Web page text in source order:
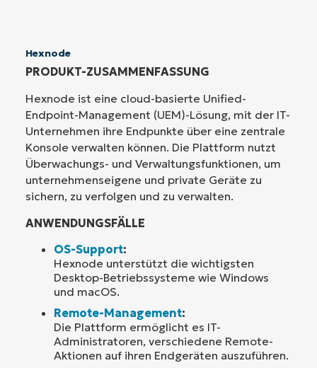
Hexnode
PRODUKT-ZUSAMMENFASSUNG
Hexnode ist eine cloud-basierte Unified-
Endpoint-Management (UEM)-Lösung, mit der IT-
Unternehmen ihre Endpunkte über eine zentrale
Konsole verwalten können. Die Plattform nutzt
Überwachungs- und Verwaltungsfunktionen, um
unternehmenseigene und private Geräte zu
sichern, zu verfolgen und zu verwalten.
ANWENDUNGSFÄLLE
OS-Support:
Hexnode unterstützt die wichtigsten
Desktop-Betriebssysteme wie Windows
und macOS.
Remote-Management:
Die Plattform ermöglicht es IT-
Administratoren, verschiedene Remote-
Aktionen auf ihren Endgeräten auszuführen.